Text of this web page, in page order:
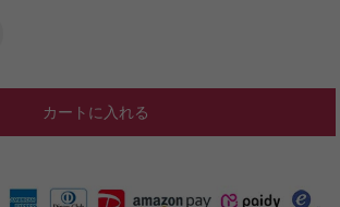
カートに入れる